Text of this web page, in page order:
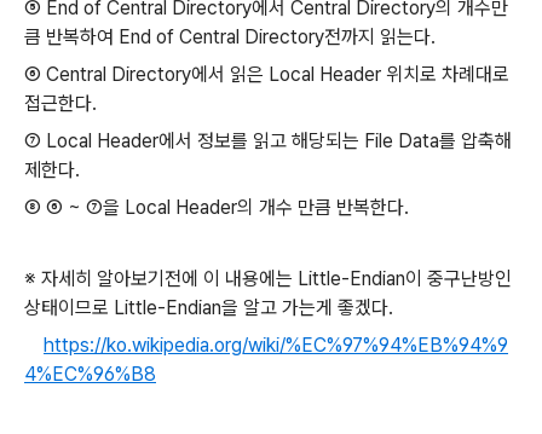
⑤ End of Central Directory에서 Central Directory의 개수만
큼 반복하여 End of Central Directory전까지 읽는다.
⑥ Central Directory에서 읽은 Local Header 위치로 차례대로
접근한다.
⑦ Local Header에서 정보를 읽고 해당되는 File Data를 압축해
제한다.
⑧ ⑥ ~ ⑦을 Local Header의 개수 만큼 반복한다.
※ 자세히 알아보기전에 이 내용에는 Little-Endian이 중구난방인
상태이므로 Little-Endian을 알고 가는게 좋겠다.
https://ko.wikipedia.org/wiki/%EC%97%94%EB%94%9
4%EC%96%B8